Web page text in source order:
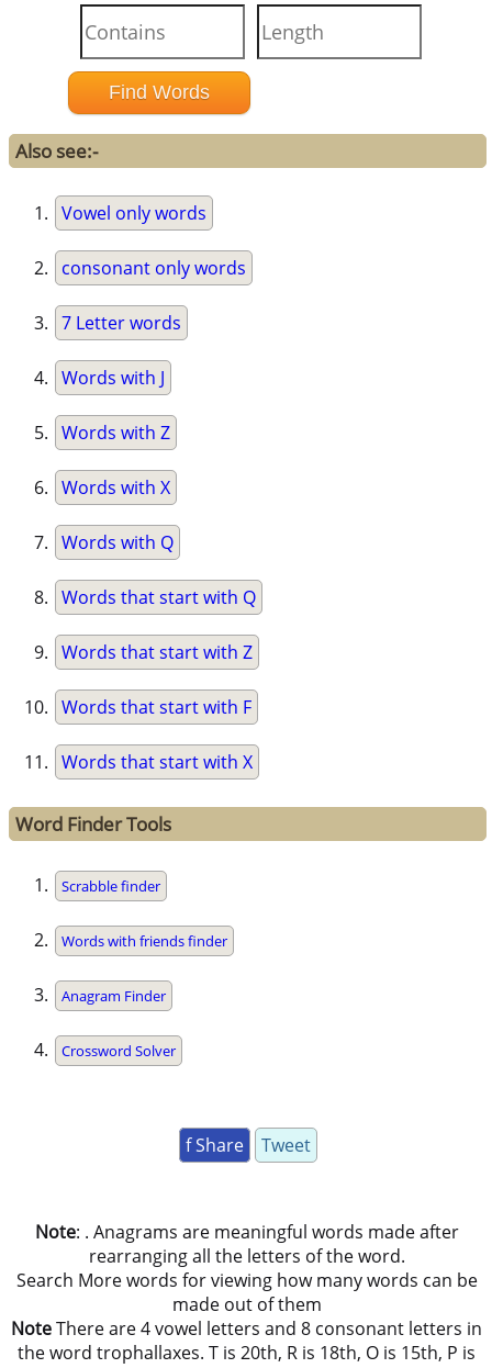
Also see:-
Vowel only words
consonant only words
7 Letter words
Words with J
Words with Z
Words with X
Words with Q
Words that start with Q
Words that start with Z
Words that start with F
Words that start with X
Word Finder Tools
Scrabble finder
Words with friends finder
Anagram Finder
Crossword Solver
f Share Tweet
Note: . Anagrams are meaningful words made after
rearranging all the letters of the word.
Search More words for viewing how many words can be
made out of them
NoteThere are 4 vowel letters and 8 consonant letters in
the word trophallaxes. T is 20th, R is 18th, O is 15th, P is